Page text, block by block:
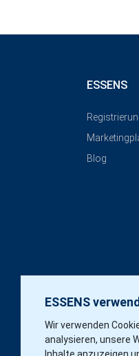
ESSENS
Wir verwenden
analysieren, unsere
ESSENS
Blog